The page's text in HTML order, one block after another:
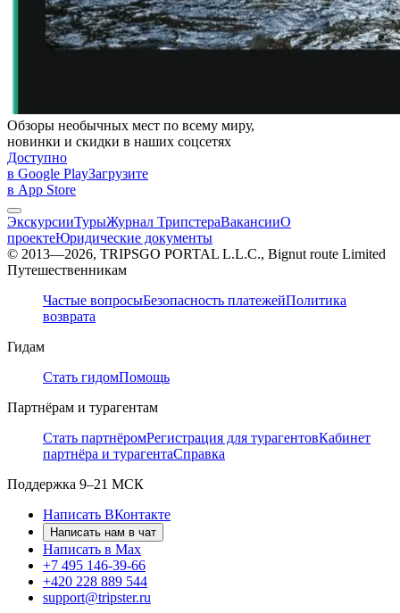
Обзоры необычных мест по всему миру,
новинки и скидки в наших соцсетях
Доступно
в Google PlayЗагрузите
в App Store
ЭкскурсииТурыЖурнал ТрипстераВакансииО
проектеЮридические документы
© 2013—2026, TRIPSGO PORTAL L.L.C., Bignut route Limited
Путешественникам
Частые вопросыБезопасность платежейПолитика
возврата
Гидам
Стать гидомПомощь
Партнёрам и турагентам
Стать партнёромРегистрация для турагентовКабинет
партнёра и турагентаСправка
Поддержка 9–21 МСК
Написать ВКонтакте
Написать нам в чат
Написать в Max
+7 495 146-39-66
+420 228 889 544
support@tripster.ru